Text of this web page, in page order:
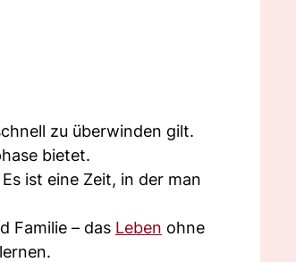
zu überwinden gilt.
bietet.
ist eine Zeit, in der man
Familie – das Leben ohne